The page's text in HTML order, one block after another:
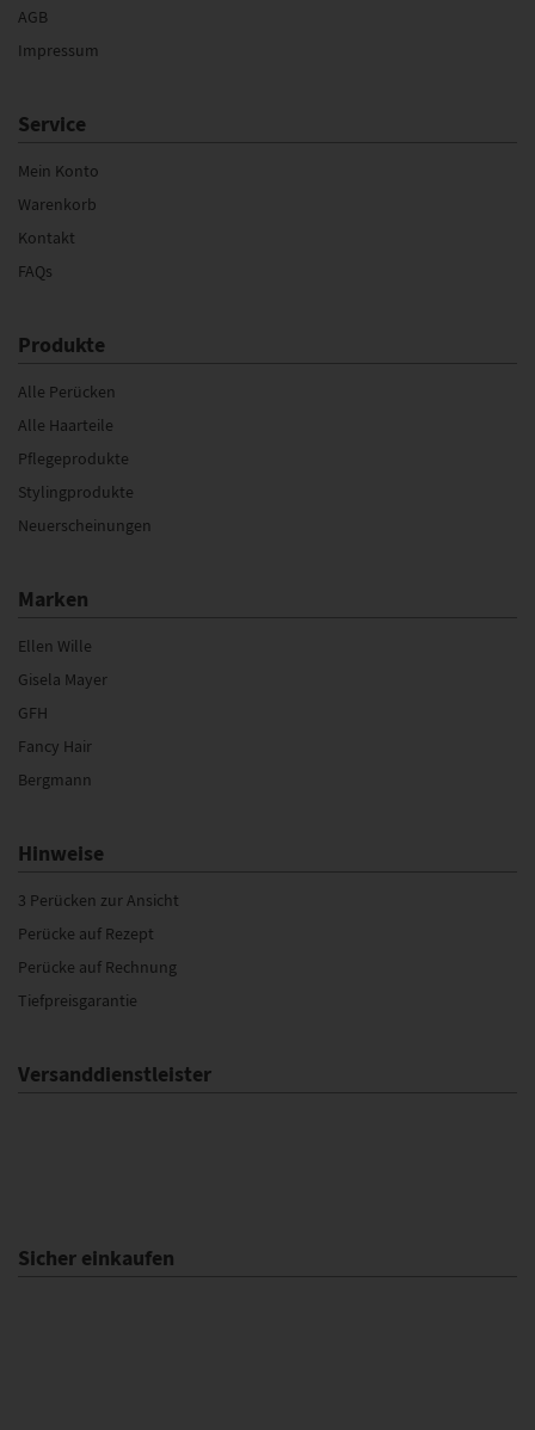
AGB
Impressum
Service
Mein Konto
Warenkorb
Kontakt
FAQs
Produkte
Alle Perücken
Alle Haarteile
Pflegeprodukte
Stylingprodukte
Neuerscheinungen
Marken
Ellen Wille
Gisela Mayer
GFH
Fancy Hair
Bergmann
Hinweise
3 Perücken zur Ansicht
Perücke auf Rezept
Perücke auf Rechnung
Tiefpreisgarantie
Versanddienstleister
Sicher einkaufen